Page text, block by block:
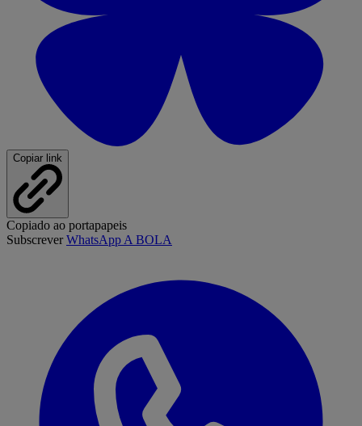
Copiar link
Copiado ao portapapeis
SubscreverWhatsApp A BOLA